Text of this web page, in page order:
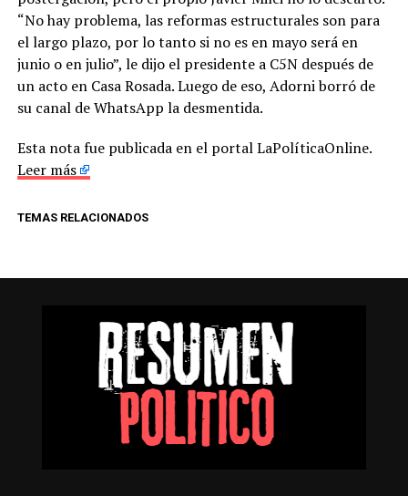
“No hay problema, las reformas estructurales son para
el largo plazo, por lo tanto si no es en mayo será en
junio o en julio”, le dijo el presidente a C5N después de
un acto en Casa Rosada. Luego de eso, Adorni borró de
su canal de WhatsApp la desmentida.
Esta nota fue publicada en el portal LaPolíticaOnline.
Leer más
TEMAS RELACIONADOS